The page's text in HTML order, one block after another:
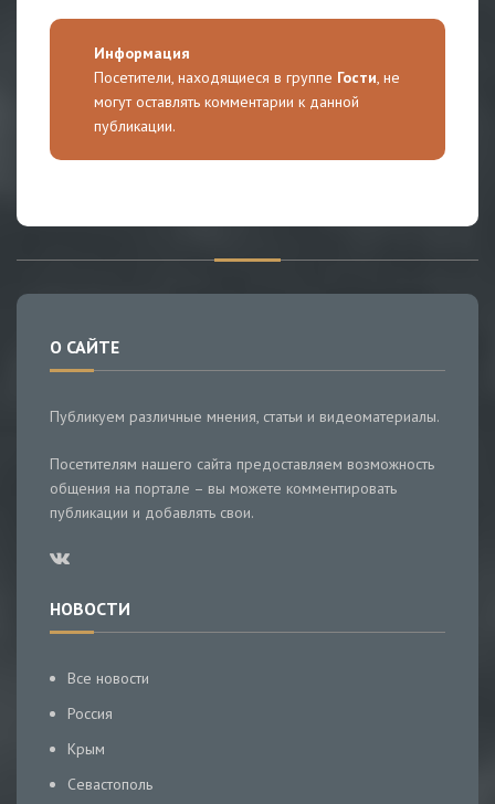
Информация
Посетители, находящиеся в группе Гости, не
могут оставлять комментарии к данной
публикации.
О САЙТЕ
Публикуем различные мнения, статьи и видеоматериалы.
Посетителям нашего сайта предоставляем возможность
общения на портале – вы можете комментировать
публикации и добавлять свои.
НОВОСТИ
Все новости
Россия
Крым
Севастополь